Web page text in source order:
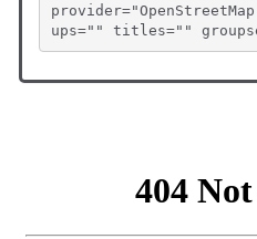
ups="" titles=""